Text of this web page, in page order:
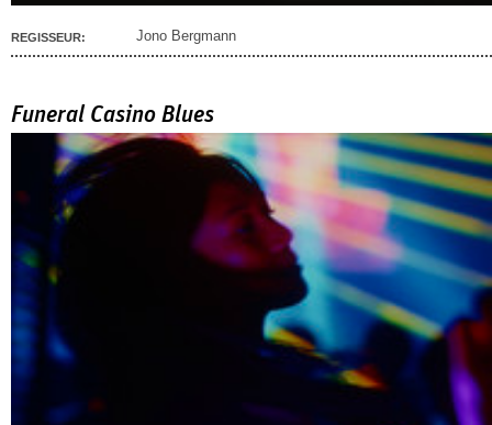
REGISSEUR: Jono Bergmann
Funeral Casino Blues